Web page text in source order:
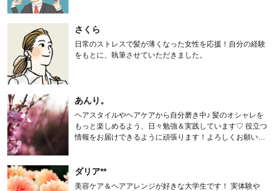
さくら
日常のストレスで髪が薄くなった女性を応援！自分の経験
をもとに、執筆させていただきました。
あんり。
ヘアスタイルやヘアケアから自分磨き中♪ 髪のオシャレを
もっと楽しめるよう、日々勉強＆実践しています♡ 役立つ
情報をお届けできるように頑張ります！よろしくお願いし
ダリア**
美容ケア＆ヘアアレンジが好きな大学生です！ 実体験や